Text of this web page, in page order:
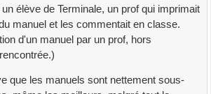
élève de Terminale, un prof qui imprimait
manuel et les commentait en classe.
d'un manuel par un prof, hors
que les manuels sont nettement sous-